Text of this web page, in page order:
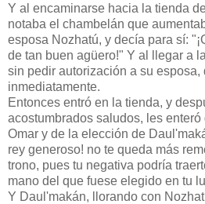
Y al encaminarse hacia la tienda
notaba el chambelán que
esposa Nozhatú, y decía para sí:
de tan buen agüero!" Y al llegar a
sin pedir autorización a su esposa,
inmediatamente.
Entonces entró en la tienda, y
acostumbrados saludos, les
Omar y de la elección de
rey generoso! no te queda más
trono, pues tu negativa podría
mano del que fuese elegido en tu
Y Daul'makán, llorando con